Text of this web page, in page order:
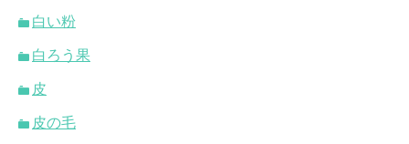
白い粉
白ろう果
皮
皮の毛